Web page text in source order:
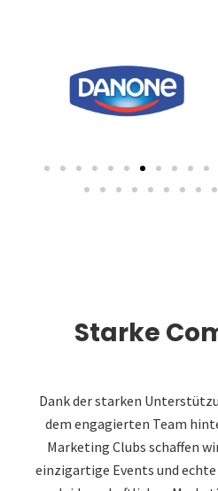
Starke
dem engagierten Team
Marketing Clubs schaffen
einzigartige Events und
leidenschaftlichen